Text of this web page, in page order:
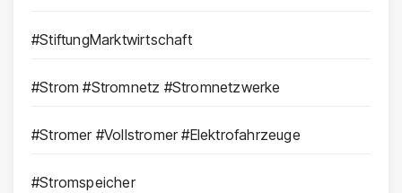
#StiftungMarktwirtschaft
#Strom #Stromnetz #Stromnetzwerke
#Stromer #Vollstromer #Elektrofahrzeuge
#Stromspeicher